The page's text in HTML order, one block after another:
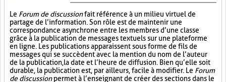
Le Forum de discussionfait référence à un milieu virtuel de
partage de l’information. Son rôle est de maintenir une
correspondance asynchrone entre les membres d’une classe
grâce à la publication de messages textuels sur une plateforme
en ligne. Les publications apparaissent sous forme de fils de
messages qui se succèdent avec la mention du nom de l’auteur
de la publication, la date et l’heure de diffusion. Bien qu’elle soit
durable, la publication est, par ailleurs, facile à modifier. Le Forum
de discussionpermet à l’enseignant de créer des sections dans le